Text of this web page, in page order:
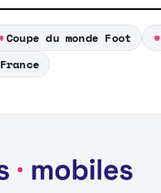
Coupe du monde Foot
France